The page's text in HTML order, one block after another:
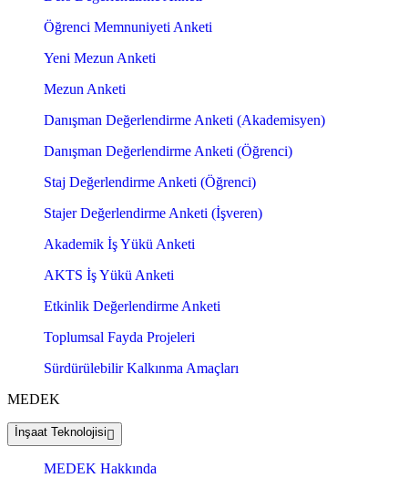
Öğrenci Memnuniyeti Anketi
Yeni Mezun Anketi
Mezun Anketi
Danışman Değerlendirme Anketi (Akademisyen)
Danışman Değerlendirme Anketi (Öğrenci)
Staj Değerlendirme Anketi (Öğrenci)
Stajer Değerlendirme Anketi (İşveren)
Akademik İş Yükü Anketi
AKTS İş Yükü Anketi
Etkinlik Değerlendirme Anketi
Toplumsal Fayda Projeleri
Sürdürülebilir Kalkınma Amaçları
MEDEK
İnşaat Teknolojisi
MEDEK Hakkında